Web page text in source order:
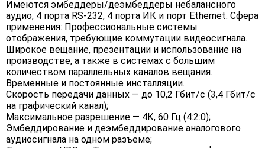
Имеются эмбеддеры/деэмбеддеры небалансного
аудио, 4 порта RS-232, 4 порта ИК и порт Ethernet. Сфера
применения: Профессиональные системы
отображения, требующие коммутации видеосигнала.
Широкое вещание, презентации и использование на
производстве, а также в системах с большим
количеством параллельных каналов вещания.
Временные и постоянные инсталляции.
Скорость передачи данных — до 10,2 Гбит/с (3,4 Гбит/с
на графический канал);
Максимальное разрешение — 4К, 60 Гц (4:2:0);
Эмбеддирование и деэмбеддирование аналогового
аудиосигнала на одном разъеме;